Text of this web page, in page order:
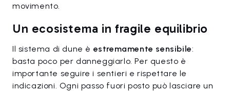
movimento.
Un ecosistema in fragile equilibrio
Il sistema di dune è estremamente sensibile:
basta poco per danneggiarlo. Per questo è
importante seguire i sentieri e rispettare le
indicazioni. Ogni passo fuori posto può lasciare un